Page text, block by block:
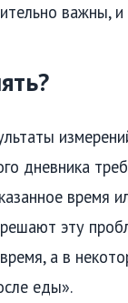
важны,
дневника
время
эту
а в
еды».